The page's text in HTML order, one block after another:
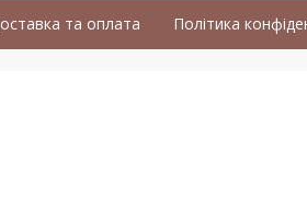
та оплата Політика